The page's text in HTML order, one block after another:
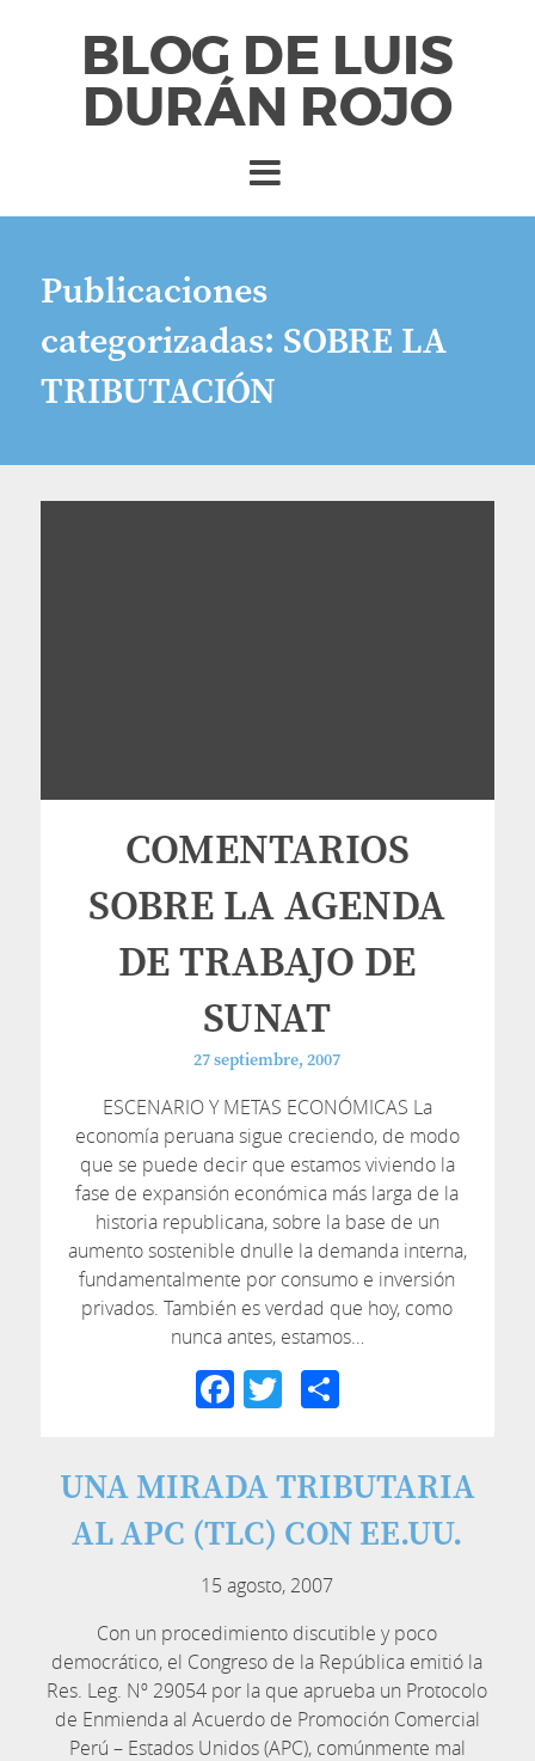
BLOG DE LUIS
DURÁN ROJO
Publicaciones
categorizadas: SOBRE LA
TRIBUTACIÓN
COMENTARIOS
SOBRE LA AGENDA
DE TRABAJO DE
SUNAT
27 septiembre, 2007
ESCENARIO Y METAS ECONÓMICAS La
economía peruana sigue creciendo, de modo
que se puede decir que estamos viviendo la
fase de expansión económica más larga de la
historia republicana, sobre la base de un
aumento sostenible dnulle la demanda interna,
fundamentalmente por consumo e inversión
privados. También es verdad que hoy, como
nunca antes, estamos…
Facebook
TwitterCompartir
UNA MIRADA TRIBUTARIA
AL APC (TLC) CON EE.UU.
15 agosto, 2007
Con un procedimiento discutible y poco
democrático, el Congreso de la República emitió la
Res. Leg. Nº 29054 por la que aprueba un Protocolo
de Enmienda al Acuerdo de Promoción Comercial
Perú – Estados Unidos (APC), comúnmente mal